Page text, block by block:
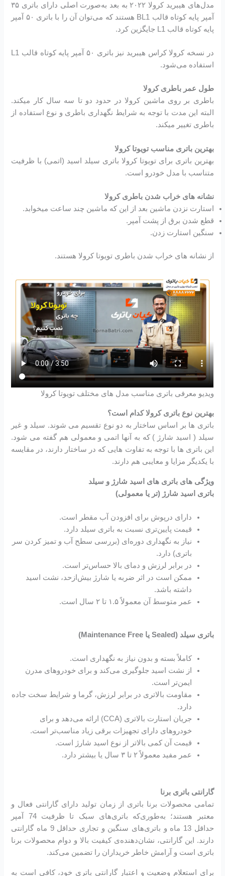
مدل‌های هیبرید کرولا ۲۰۲۲ به بعد به‌صورت اصلی دارای باتری ۳۵
آمپر پایه کوتاه قالب BL1 هستند که می‌توان آن را با باتری ۵۰ آمپر
پایه کوتاه قالب L1 جایگزین کرد.
در نسخه کرولا کراس هیبرید نیز باتری ۵۰ آمپر پایه کوتاه قالب L1
استفاده می‌شود.
طول عمر باطری کرولا
باطری بر روی ماشین کرولا در حدود دو تا سه سال کار میکند.
البته این مدت با توجه به شرایط نگهداری باطری و نوع استفاده از
باطری تغییر میکند.
بهترین باتری مناسب تویوتا کرولا
بهترین باتری برای تویوتا کرولا باتری سیلد اسید (اتمی) با ظرفیت
متناسب با مدل خودرو است.
نشانه های خراب شدن باطری کرولا
استارت نزدن ماشین بعد از این که ماشین چند ساعت میخوابد.
قطع شدن برق از پشت آمپر.
سنگین استارت زدن.
از نشانه های خراب شدن باطری تویوتا کرولا هستند.
ویدیو معرفی باتری مناسب مدل های مختلف تویوتا کرولا
بهترین نوع باتری کرولا کدام است؟
باتری ها بر اساس ساختار به دو نوع تقسیم می شوند. سیلد و غیر
سیلد ( اسید شارژ ) که به آنها اتمی و معمولی هم گفته می شود.
این باتری ها با توجه به تفاوت هایی که در ساختار دارند، در مقایسه
با یکدیگر مزایا و معایبی هم دارند.
ویژگی های باتری های اسید شارژ و سیلد
باتری اسید شارژ (تر یا معمولی)
دارای درپوش برای افزودن آب مقطر است.
قیمت پایین‌تری نسبت به باتری سیلد دارد.
نیاز به نگهداری دوره‌ای (بررسی سطح آب و تمیز کردن سر
باتری) دارد.
در برابر لرزش و دمای بالا حساس‌تر است.
ممکن است در اثر ضربه یا شارژ بیش‌ازحد، نشت اسید
داشته باشد.
عمر متوسط آن معمولاً ۱.۵ تا ۲ سال است.
باتری سیلد (Sealed یا Maintenance Free)
کاملاً بسته و بدون نیاز به نگهداری است.
از نشت اسید جلوگیری می‌کند و برای خودروهای مدرن
ایمن‌تر است.
مقاومت بالاتری در برابر لرزش، گرما و شرایط سخت جاده
دارد.
جریان استارت بالاتری (CCA) ارائه می‌دهد و برای
خودروهای دارای تجهیزات برقی زیاد مناسب‌تر است.
قیمت آن کمی بالاتر از نوع اسید شارژ است.
عمر مفید معمولاً ۲ تا ۳ سال یا بیشتر دارد.
گارانتی باتری برنا
تمامی محصولات برنا باتری از زمان تولید دارای گارانتی فعال و
معتبر هستند؛ به‌طوری‌که باتری‌های سبک تا ظرفیت 74 آمپر
حداقل 13 ماه و باتری‌های سنگین و تجاری حداقل 9 ماه گارانتی
دارند. این گارانتی، نشان‌دهنده‌ی کیفیت بالا و دوام محصولات برنا
باتری است و آرامش خاطر خریداران را تضمین می‌کند.
برای استعلام وضعیت و اعتبار گارانتی باتری خود، کافی است به